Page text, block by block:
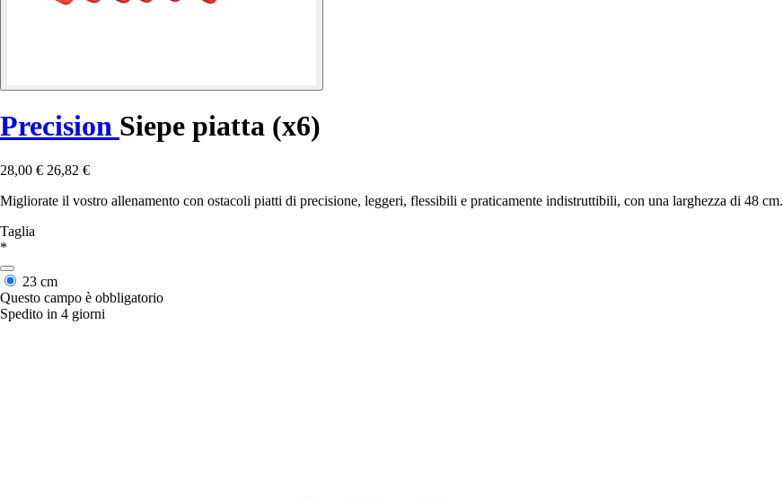
Precision Siepe piatta (x6)
28,00 € 26,82 €
Migliorate il vostro allenamento con ostacoli piatti di precisione, leggeri, flessibili e praticamente indistruttibili, con una larghezza di 48 cm.
Taglia
*
23 cm
Questo campo è obbligatorio
Spedito in 4 giorni